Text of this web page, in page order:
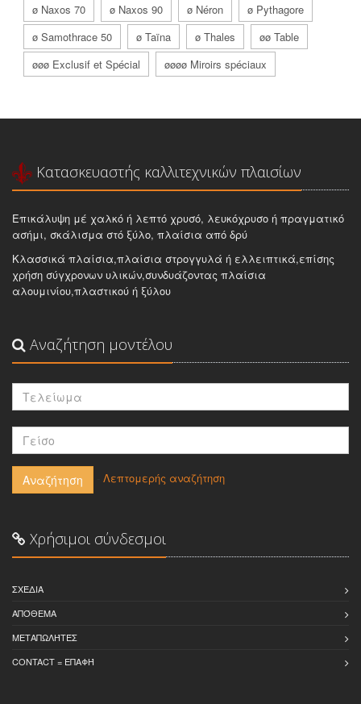
ø Naxos 70
ø Naxos 90 ø Néron
ø Pythagore
ø Samothrace 50
ø Taïna ø Thales
øø Table
øøø Exclusif et Spécial
øøøø Miroirs spéciaux
Κατασκευαστής καλλιτεχνικών πλαισίων
Επικάλυψη μέ χαλκό ή λεπτό χρυσό, λευκόχρυσο ή πραγματικό
ασήμι, σκάλισμα στό ξύλο, πλαίσια από δρύ
Κλασσικά πλαίσια,πλαίσια στρογγυλά ή ελλειπτικά,επίσης
χρήση σύγχρονων υλικών,συνδυάζοντας πλαίσια
αλουμινίου,πλαστικού ή ξύλου
Αναζήτηση μοντέλου
Αναζήτηση Λεπτομερής αναζήτηση
Χρήσιμοι σύνδεσμοι
ΣΧΈΔΙΑ
ΑΠΌΘΕΜΑ
ΜΕΤΑΠΩΛΉΤΈΣ
CONTACT = ΕΠΑΦΉ